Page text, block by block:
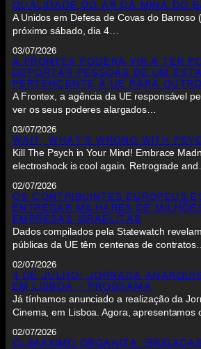
QUALIDADE DO AR DA MINA DO
A Unidos em Defesa de Covas do Barroso
próximo sábado, dia 4…
03/07/2026
A FRONTEX PODERÁ VIR A TER
DEPORTAR PESSOAS DE UM
PERTENCENTE À UE PARA OUTRO
A Frontex, a agência da UE responsável
ver os seus poderes alargados…
03/07/2026
WAIT, WHAT’S WRONG WITH
Kill The Psych in Your Mind! Embrace
electroshock is cool again. Retrograde
02/07/2026
OS CONTRIBUINTES EUROPEUS
ENTREGAR MILHARES DE
EMPRESAS ISRAELITAS
Dados compilados pela Statewatch
públicas da UE têm centenas de
02/07/2026
4 DE JULHO: JORNADA
EM LISBOA – PROGRAMA
Já tínhamos anunciado a realização da
Cinema, em Lisboa. Agora, apresentamos
02/07/2026
CLIMÁXIMO ORGANIZA